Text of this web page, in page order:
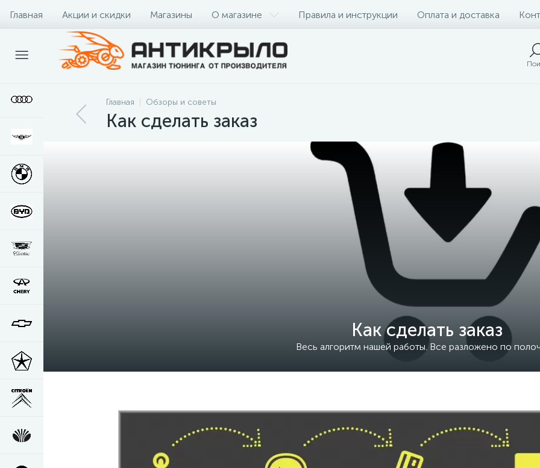
Главная Акции и скидки Магазины О магазине Правила и инструкции Оплата и доставка
Главная Обзоры и советы
Как сделать заказ
Как сделать заказ
Весь алгоритм нашей работы. Все разложено по